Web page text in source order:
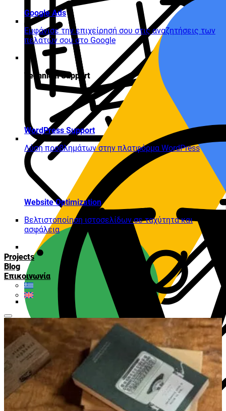
Google Ads
Εμφάνισε την επιχείρησή σου στις αναζητήσεις των
πελατών σου στο Google
Technical Support
WordPress Support
Λύση προβλημάτων στην πλατφόρμα WordPress
Website Optimization
Βελτιστοποίηση ιστοσελίδων σε ταχύτητα και
ασφάλεια
Projects
Blog
Επικοινωνία